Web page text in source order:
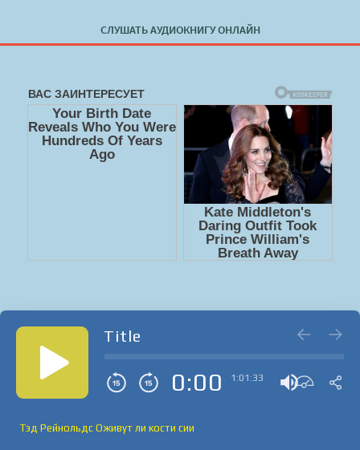
СЛУШАТЬ АУДИОКНИГУ ОНЛАЙН
Title
0:00 1:01:33
Тэд Рейнольдс Оживут ли кости сии